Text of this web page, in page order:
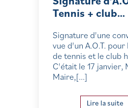
Tennis + club…
Signature d'une
vue d'un A.O.T.
de tennis et le club
C'était le 17 janvier,
Maire,[...]
Lire la suite